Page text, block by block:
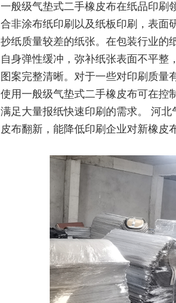
一般级气垫式二手橡皮布在纸品印刷
合非涂布纸印刷以及纸板印刷，表面
抄纸质量较差的纸张。在包装行业的
自身弹性缓冲，弥补纸张表面不平整
图案完整清晰。对于一些对印刷质量
使用一般级气垫式二手橡皮布可在控
满足大量报纸快速印刷的需求。 河
皮布翻新，能降低印刷企业对新橡皮